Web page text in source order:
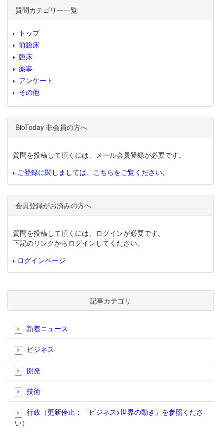
質問カテゴリー一覧
トップ
前臨床
臨床
薬事
アンケート
その他
BioToday 非会員の方へ
質問を投稿して頂くには、メール会員登録が必要です。
ご登録に関しましては、こちらをご覧ください。
会員登録がお済みの方へ
質問を投稿して頂くには、ログインが必要です。
下記のリンクからログインしてください。
ログインページ
記事カテゴリ
新着ニュース
ビジネス
開発
技術
行政（更新停止；「ビジネス>世界の動き」を参照くださ
い）